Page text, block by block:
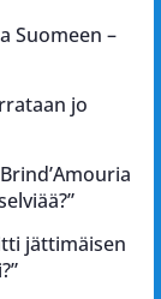
Suomeen –
jo
jättimäisen